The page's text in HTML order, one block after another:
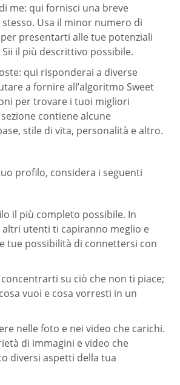
me: qui fornisci una breve
Usa il minor numero di
presentarti alle tue potenziali
il più descrittivo possibile.
qui risponderai a diverse
a fornire all’algoritmo Sweet
per trovare i tuoi migliori
contiene alcune
stile di vita, personalità e altro.
profilo, considera i seguenti
il più completo possibile. In
utenti ti capiranno meglio e
tue possibilità di connettersi con
su ciò che non ti piace;
vuoi e cosa vorresti in un
nelle foto e nei video che carichi.
di immagini e video che
diversi aspetti della tua